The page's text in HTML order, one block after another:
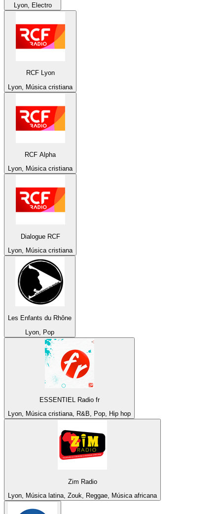
Lyon, Electro
RCF Lyon
Lyon, Música cristiana
RCF Alpha
Lyon, Música cristiana
Dialogue RCF
Lyon, Música cristiana
Les Enfants du Rhône
Lyon, Pop
ESSENTIEL Radio fr
Lyon, Música cristiana, R&B, Pop, Hip hop
Zim Radio
Lyon, Música latina, Zouk, Reggae, Música africana